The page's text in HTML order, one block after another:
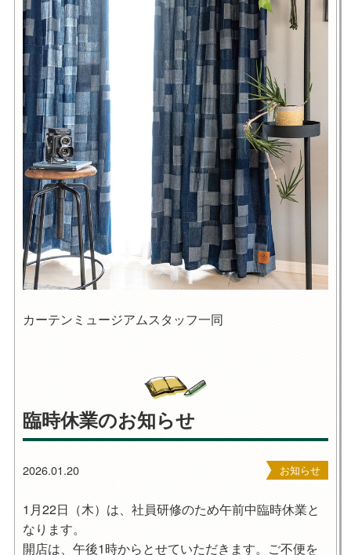
カーテンミュージアムスタッフ一同
臨時休業のお知らせ
2026.01.20 お知らせ
1月22日（木）は、社員研修のため午前中臨時休業と
なります。
開店は、午後1時からとせていただきます。ご不便を